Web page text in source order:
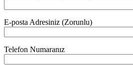
E-posta Adresiniz (Zorunlu)
Telefon Numaranız